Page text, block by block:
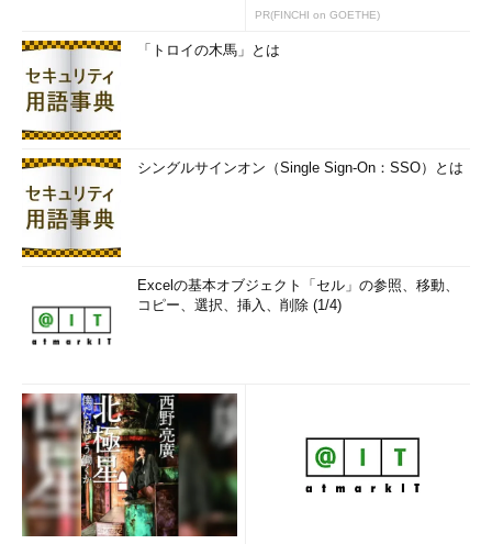
PR(FINCHI on GOETHE)
「トロイの木馬」とは
シングルサインオン（Single Sign-On：SSO）とは
Excelの基本オブジェクト「セル」の参照、移動、
コピー、選択、挿入、削除 (1/4)